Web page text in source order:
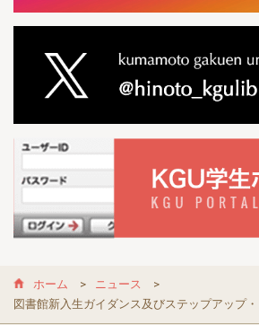
ホーム
ニュース
図書館新入生ガイダンス及びステップアップ